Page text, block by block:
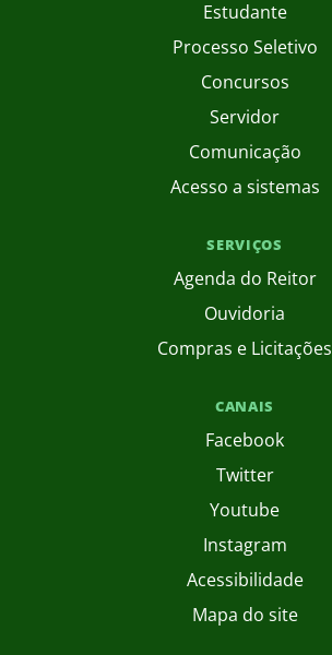
Estudante
Processo Seletivo
Concursos
Servidor
Comunicação
Acesso a sistemas
SERVIÇOS
Agenda do Reitor
Ouvidoria
Compras e Licitações
CANAIS
Facebook
Twitter
Youtube
Instagram
Acessibilidade
Mapa do site